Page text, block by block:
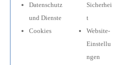
Datenschutz
und Dienste
Cookies
Sicherhei
t
Website-
Einstellu
ngen